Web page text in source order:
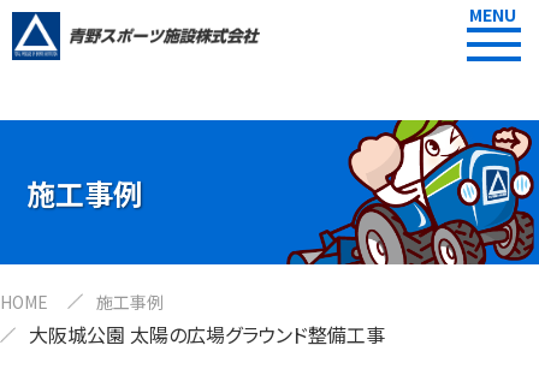
MENU
施工事例
HOME 施工事例
大阪城公園 太陽の広場グラウンド整備工事